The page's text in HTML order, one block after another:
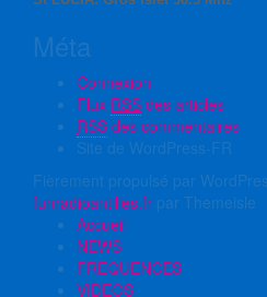
Méta
Connexion
Flux RSS des articles
RSS des commentaires
Site de WordPress-FR
Fièrement propulsé par
funradioantilles.fr par Themeisle
Accueil
NEWS
FREQUENCES
VIDEOS